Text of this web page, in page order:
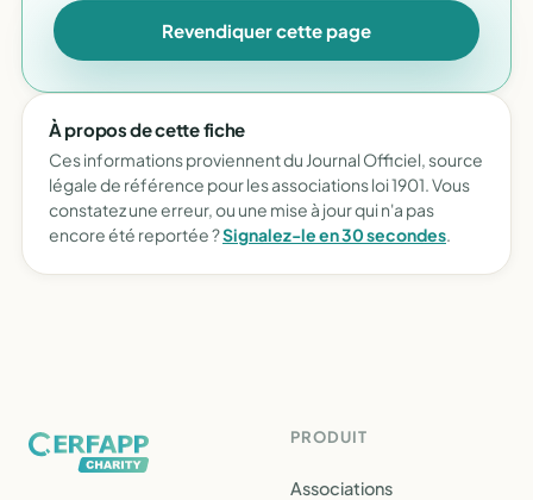
Revendiquer cette page
À propos de cette fiche
Ces informations proviennent du Journal Officiel, source
légale de référence pour les associations loi 1901. Vous
constatez une erreur, ou une mise à jour qui n'a pas
encore été reportée ?Signalez-le en 30 secondes.
PRODUIT
Associations